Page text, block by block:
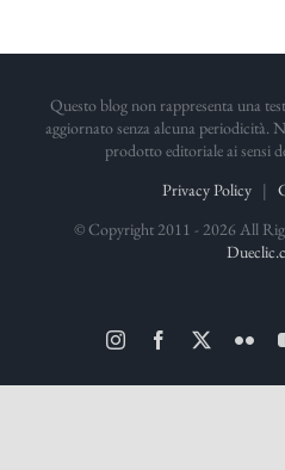
Questo blog non rappresenta una
aggiornato senza alcuna periodicità.
prodotto editoriale ai sensi
Privacy Policy |
© Copyright 2011 - 2026 All
InstagramFacebook